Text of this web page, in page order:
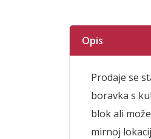
Opis
Prodaje se
boravka s
blok ali
mirnoj